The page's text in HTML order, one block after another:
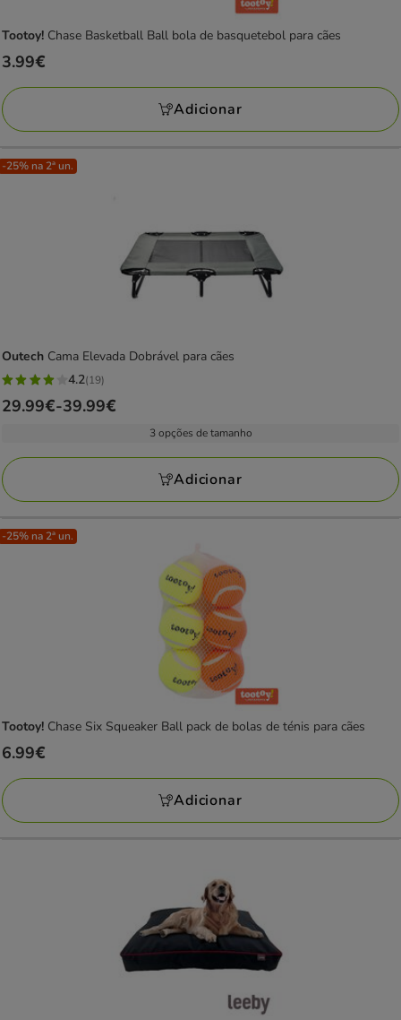
Tootoy! Chase Basketball Ball bola de basquetebol para cães
Preço
3.99€
3.99€
Adicionar
-25% na 2ª un.
Outech Cama Elevada Dobrável para cães
4.2
estrelas
19
avaliações
4.2(19)
Preço
a
39.99€
29.99€-39.99€
3 opções de tamanho
Adicionar
-25% na 2ª un.
Tootoy! Chase Six Squeaker Ball pack de bolas de ténis para cães
Preço
6.99€
6.99€
Adicionar